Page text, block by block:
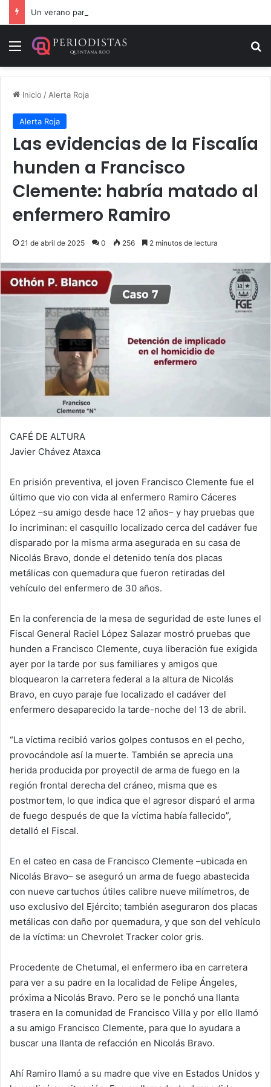
Menú
Inicio / Alerta Roja
Alerta Roja
Las evidencias de la Fiscalía
hunden a Francisco
Clemente: habría matado al
enfermero Ramiro
21 de abril de 2025 0 256 2 minutos de lectura
CAFÉ DE ALTURA
Javier Chávez Ataxca
En prisión preventiva, el joven Francisco Clemente fue el
último que vio con vida al enfermero Ramiro Cáceres
López –su amigo desde hace 12 años– y hay pruebas que
lo incriminan: el casquillo localizado cerca del cadáver fue
disparado por la misma arma asegurada en su casa de
Nicolás Bravo, donde el detenido tenía dos placas
metálicas con quemadura que fueron retiradas del
vehículo del enfermero de 30 años.
En la conferencia de la mesa de seguridad de este lunes el
Fiscal General Raciel López Salazar mostró pruebas que
hunden a Francisco Clemente, cuya liberación fue exigida
ayer por la tarde por sus familiares y amigos que
bloquearon la carretera federal a la altura de Nicolás
Bravo, en cuyo paraje fue localizado el cadáver del
enfermero desaparecido la tarde-noche del 13 de abril.
“La víctima recibió varios golpes contusos en el pecho,
provocándole así la muerte. También se aprecia una
herida producida por proyectil de arma de fuego en la
región frontal derecha del cráneo, misma que es
postmortem, lo que indica que el agresor disparó el arma
de fuego después de que la víctima había fallecido”,
detalló el Fiscal.
En el cateo en casa de Francisco Clemente –ubicada en
Nicolás Bravo– se aseguró un arma de fuego abastecida
con nueve cartuchos útiles calibre nueve milímetros, de
uso exclusivo del Ejército; también aseguraron dos placas
metálicas con daño por quemadura, y que son del vehículo
de la víctima: un Chevrolet Tracker color gris.
Procedente de Chetumal, el enfermero iba en carretera
para ver a su padre en la localidad de Felipe Ángeles,
próxima a Nicolás Bravo. Pero se le ponchó una llanta
trasera en la comunidad de Francisco Villa y por ello llamó
a su amigo Francisco Clemente, para que lo ayudara a
buscar una llanta de refacción en Nicolás Bravo.
Ahí Ramiro llamó a su madre que vive en Estados Unidos y